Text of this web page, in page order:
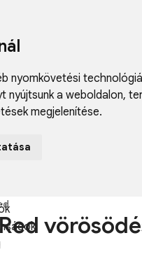
nyomkövetési
nyújtsunk a weboldalon,
megjelenítése.